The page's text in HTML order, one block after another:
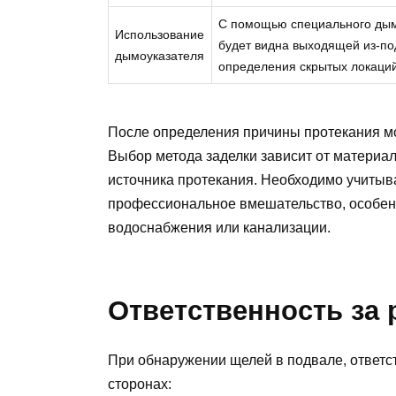
Использование
дымоуказателя
С помощью специального
будет видна выходящей из-
определения скрытых
После определения причины протекания
Выбор метода заделки зависит от
источника протекания. Необходимо
профессиональное вмешательство,
водоснабжения или канализации.
Ответственность за
При обнаружении щелей в подвале,
сторонах: